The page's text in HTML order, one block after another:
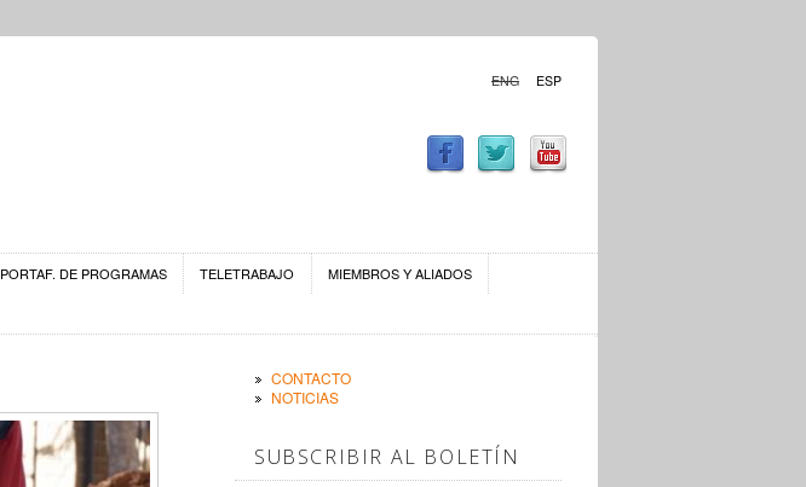
ENG ESP
PORTAF. DE PROGRAMAS TELETRABAJO MIEMBROS Y ALIADOS
CONTACTO
NOTICIAS
SUBSCRIBIR AL BOLETÍN